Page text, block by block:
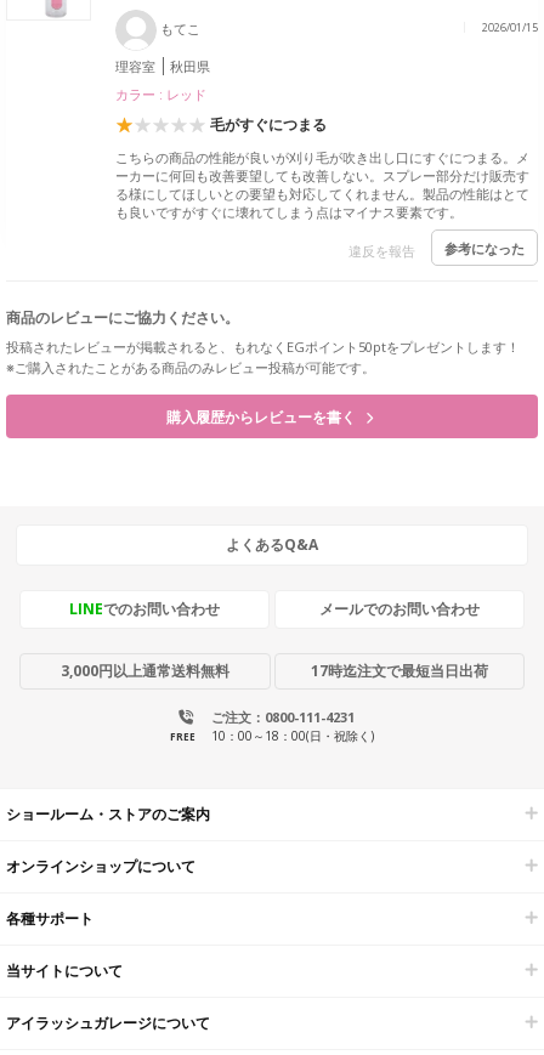
もてこ 2026/01/15
理容室
秋田県
カラー : レッド
毛がすぐにつまる
こちらの商品の性能が良いが刈り毛が吹き出し口にすぐにつまる。メ
ーカーに何回も改善要望しても改善しない。スプレー部分だけ販売す
る様にしてほしいとの要望も対応してくれません。製品の性能はとて
も良いですがすぐに壊れてしまう点はマイナス要素です。
違反を報告 参考になった
商品のレビューにご協力ください。
投稿されたレビューが掲載されると、もれなくEGポイント50ptをプレゼントします！
※ご購入されたことがある商品のみレビュー投稿が可能です。
購入履歴からレビューを書く
よくあるQ&A
LINEでのお問い合わせ メールでのお問い合わせ
3,000円以上通常送料無料 17時迄注文で最短当日出荷
ご注文：0800-111-4231
FREE 10：00～18：00(日・祝除く)
ショールーム・ストアのご案内
オンラインショップについて
各種サポート
当サイトについて
アイラッシュガレージについて